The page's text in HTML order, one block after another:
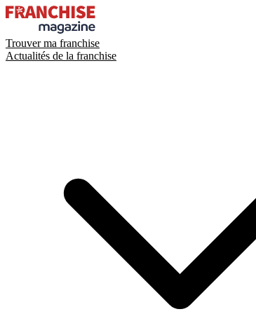
Trouver ma franchise
Actualités de la franchise